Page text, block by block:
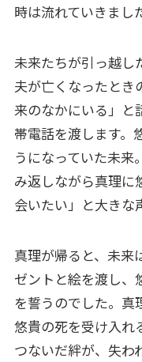
時は流れていきまし
未来たちが引っ越し
夫が亡くなったとき
来のなかにいる」と
帯電話を渡します。
うになっていた未来
み返しながら真理に
会いたい」と大きな
真理が帰ると、未来
ゼントと絵を渡し、
を誓うのでした。真
悠貴の死を受け入れ
つないだ絆が、失わ